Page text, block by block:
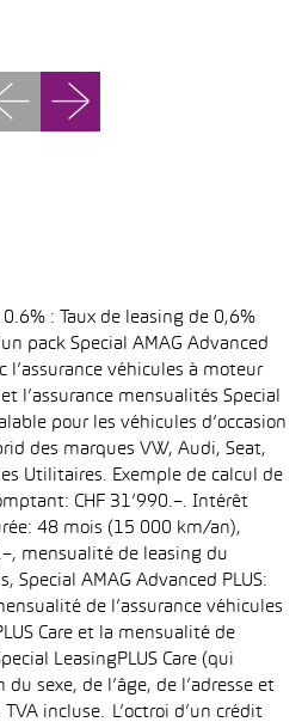
: Taux de leasing de 0,6%
pack Special AMAG Advanced
l’assurance véhicules à moteur
l’assurance mensualités Special
pour les véhicules d’occasion
des marques VW, Audi, Seat,
Utilitaires. Exemple de calcul de
CHF 31’990.–. Intérêt
48 mois (15 000 km/an),
mensualité de leasing du
Special AMAG Advanced PLUS:
de l’assurance véhicules
Care et la mensualité de
LeasingPLUS Care (qui
sexe, de l’âge, de l’adresse et
incluse. L’octroi d’un crédit